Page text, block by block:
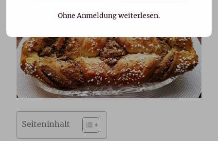
Seiteninhalt
Ohne Anmeldung weiterlesen.